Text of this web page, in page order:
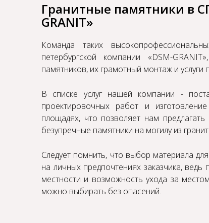
Гранитные памятники в
GRANIT»
Команда таких
петербургской компании «DSM-
памятников, их грамотный монтаж и услуги
В списке услуг нашей компании -
проектировочных работ и изготовление
площадях, что позволяет нам
безупречные памятники на могилу из
Следует помнить, что выбор материала
на личных предпочтениях заказчика,
местности и возможность ухода за
можно выбирать без опасений.